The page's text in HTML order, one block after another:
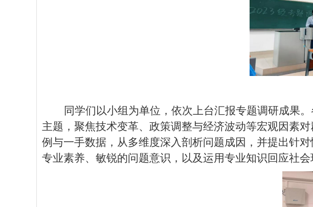
同学们以小组为单位，依次上台汇报专题调研成果
主题，聚焦技术变革、政策调整与经济波动等宏观因素
例与一手数据，从多维度深入剖析问题成因，并提出针
专业素养、敏锐的问题意识，以及运用专业知识回应社会